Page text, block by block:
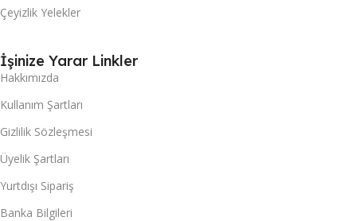
Çeyizlik Yelekler
İşinize Yarar Linkler
Hakkımızda
Kullanım Şartları
Gizlilik Sözleşmesi
Üyelik Şartları
Yurtdışı Sipariş
Banka Bilgileri